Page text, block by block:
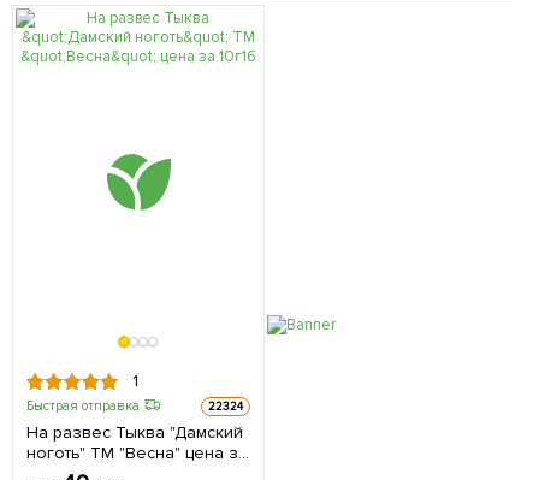
1
Быстрая отправка 22324
На развес Тыква "Дамский
ноготь" ТМ "Весна" цена за